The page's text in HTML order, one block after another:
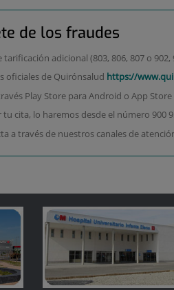
de los fraudes
adicional (803, 806, 807 o 902,
oficiales de Quirónsalud https://
Play Store para Android o App Store
cita, lo haremos desde el número 900
a través de nuestros canales de